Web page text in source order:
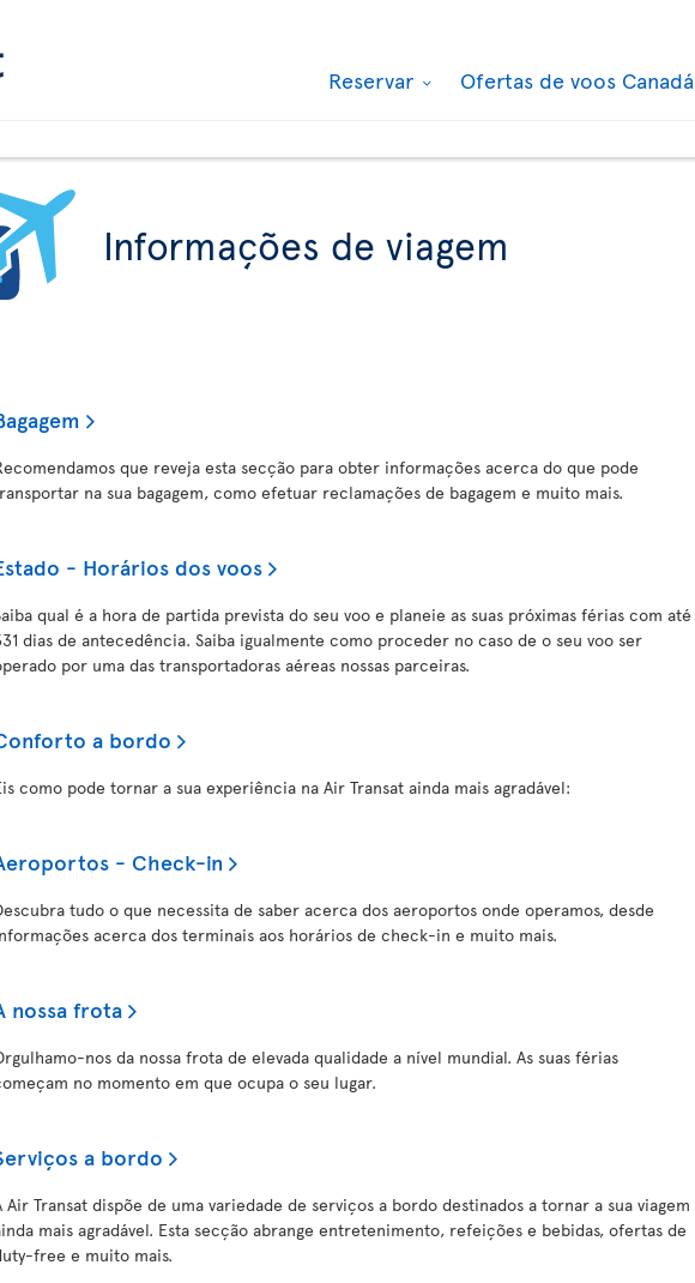
Reservar Ofertas de voos Canadá
Informações de viagem
que reveja esta secção para obter informações acerca do que pode
na sua bagagem, como efetuar reclamações de bagagem e muito mais.
- Horários dos voos
qual é a hora de partida prevista do seu voo e planeie as suas próximas férias com até
dias de antecedência. Saiba igualmente como proceder no caso de o seu voo ser
por uma das transportadoras aéreas nossas parceiras.
a bordo
como pode tornar a sua experiência na Air Transat ainda mais agradável:
- Check-in
tudo o que necessita de saber acerca dos aeroportos onde operamos, desde
acerca dos terminais aos horários de check-in e muito mais.
nossa frota
nos da nossa frota de elevada qualidade a nível mundial. As suas férias
no momento em que ocupa o seu lugar.
a bordo
Air Transat dispõe de uma variedade de serviços a bordo destinados a tornar a sua viagem
mais agradável. Esta secção abrange entretenimento, refeições e bebidas, ofertas de
free e muito mais.